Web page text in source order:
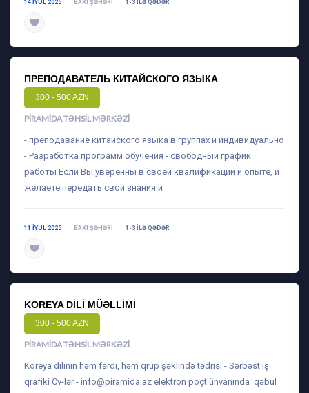
14 IYUL 2025 BAKI ŞƏHƏRI 1-3 ILƏ QƏDƏR
ПРЕПОДАВАТЕЛЬ КИТАЙСКОГО ЯЗЫКА
300 - 500 AZN
PIRAMIDA TƏHSIL MƏRKƏZI
- преподавание китайского языка в группах и индивидуально
- Разработка программ обучения - свободный график
работы Если Вы уверенны в своей квалификации и опыте, и
желаете передать свои знания и
11 IYUL 2025 BAKI ŞƏHƏRI 1-3 ILƏ QƏDƏR
KOREYA DILI MÜƏLLIMI
300 - 500 AZN
PIRAMIDA TƏHSIL MƏRKƏZI
Koreya dilinin həm fərdi, həm qrup şəklində tədrisi - Sərbəst iş
qrafiki Cv-lər - info@piramida.az elektron poçt ünvanında qəbul